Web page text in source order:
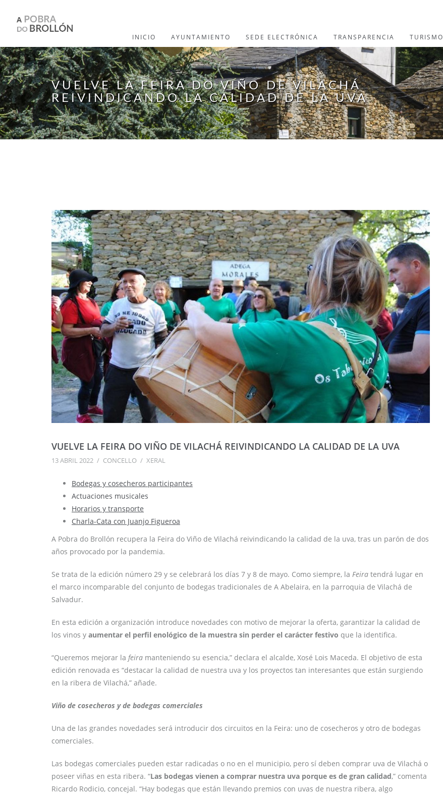
INICIO AYUNTAMIENTO SEDE ELECTRÓNICA TRANSPARENCIA TURISMO
VUELVE LA FEIRA DO VIÑO DE VILACHÁ
REIVINDICANDO LA CALIDAD DE LA UVA
VUELVE LA FEIRA DO VIÑO DE VILACHÁ REIVINDICANDO LA CALIDAD DE LA UVA
13 ABRIL 2022 / CONCELLO / XERAL
Bodegas y cosecheros participantes
Actuaciones musicales
Horarios y transporte
Charla-Cata con Juanjo Figueroa
A Pobra do Brollón recupera la Feira do Viño de Vilachá reivindicando la calidad de la uva, tras un parón de dos
años provocado por la pandemia.
Se trata de la edición número 29 y se celebrará los días 7 y 8 de mayo. Como siempre, la Feira tendrá lugar en
el marco incomparable del conjunto de bodegas tradicionales de A Abelaira, en la parroquia de Vilachá de
Salvadur.
En esta edición a organización introduce novedades con motivo de mejorar la oferta, garantizar la calidad de
los vinos y aumentar el perfil enológico de la muestra sin perder el carácter festivo que la identifica.
“Queremos mejorar la feira manteniendo su esencia,” declara el alcalde, Xosé Lois Maceda. El objetivo de esta
edición renovada es “destacar la calidad de nuestra uva y los proyectos tan interesantes que están surgiendo
en la ribera de Vilachá,” añade.
Viño de cosecheros y de bodegas comerciales
Una de las grandes novedades será introducir dos circuitos en la Feira: uno de cosecheros y otro de bodegas
comerciales.
Las bodegas comerciales pueden estar radicadas o no en el municipio, pero sí deben comprar uva de Vilachá o
poseer viñas en esta ribera. “Las bodegas vienen a comprar nuestra uva porque es de gran calidad,” comenta
Ricardo Rodicio, concejal. “Hay bodegas que están llevando premios con uvas de nuestra ribera, algo